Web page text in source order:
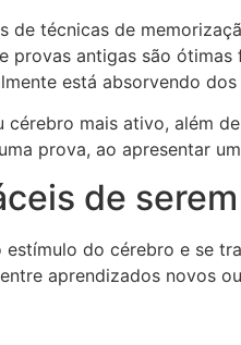
de técnicas de
provas antigas são
está absorvendo
mais ativo, além
prova, ao apresentar
de
do cérebro e se
aprendizados novos